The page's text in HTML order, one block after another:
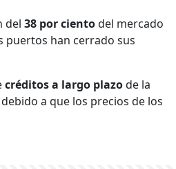
del 38 por cientodel mercado
puertos han cerrado sus
créditos a largo plazode la
a que los precios de los